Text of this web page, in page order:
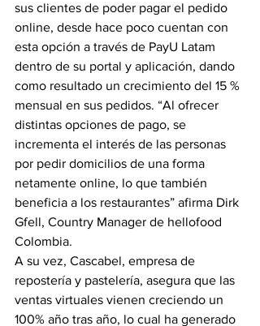
sus clientes de poder pagar el pedido
online, desde hace poco cuentan con
esta opción a través de PayU Latam
dentro de su portal y aplicación, dando
como resultado un crecimiento del 15 %
mensual en sus pedidos. “Al ofrecer
distintas opciones de pago, se
incrementa el interés de las personas
por pedir domicilios de una forma
netamente online, lo que también
beneficia a los restaurantes” afirma Dirk
Gfell, Country Manager de hellofood
Colombia.
A su vez, Cascabel, empresa de
repostería y pastelería, asegura que las
ventas virtuales vienen creciendo un
100% año tras año, lo cual ha generado